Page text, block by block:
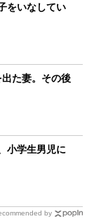
をいなしてい
出た妻。その後
小学生男児に
by